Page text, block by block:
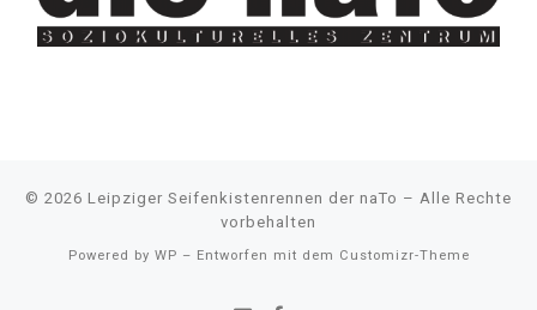
© 2026 Leipziger Seifenkistenrennen der naTo – Alle Rechte
vorbehalten
Powered by WP – Entworfen mit dem Customizr-Theme